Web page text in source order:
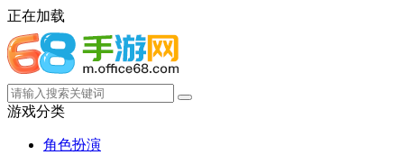
正在加载
游戏分类
角色扮演